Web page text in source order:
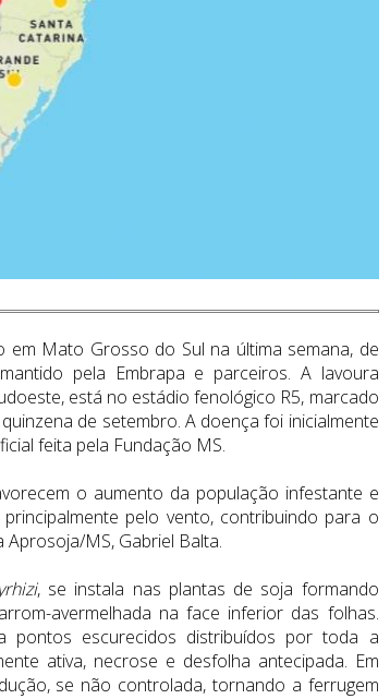
Mato Grosso do Sul na última semana, de
pela Embrapa e parceiros. A lavoura
está no estádio fenológico R5, marcado
de setembro. A doença foi inicialmente
feita pela Fundação MS.
o aumento da população infestante e
pelo vento, contribuindo para o
MS, Gabriel Balta.
, se instala nas plantas de soja formando
avermelhada na face inferior das folhas.
pontos escurecidos distribuídos por toda a
ativa, necrose e desfolha antecipada. Em
se não controlada, tornando a ferrugem